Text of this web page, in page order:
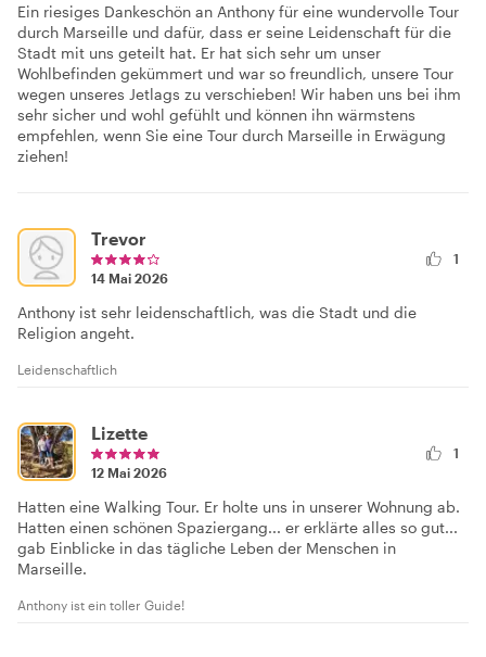
Ein riesiges Dankeschön an Anthony für eine wundervolle Tour
durch Marseille und dafür, dass er seine Leidenschaft für die
Stadt mit uns geteilt hat. Er hat sich sehr um unser
Wohlbefinden gekümmert und war so freundlich, unsere Tour
wegen unseres Jetlags zu verschieben! Wir haben uns bei ihm
sehr sicher und wohl gefühlt und können ihn wärmstens
empfehlen, wenn Sie eine Tour durch Marseille in Erwägung
ziehen!
Trevor
14 Mai 2026
1
Anthony ist sehr leidenschaftlich, was die Stadt und die
Religion angeht.
Leidenschaftlich
Lizette
12 Mai 2026
1
Hatten eine Walking Tour. Er holte uns in unserer Wohnung ab.
Hatten einen schönen Spaziergang... er erklärte alles so gut...
gab Einblicke in das tägliche Leben der Menschen in
Marseille.
Anthony ist ein toller Guide!